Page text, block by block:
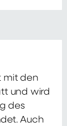
mit den
und wird
des
Auch